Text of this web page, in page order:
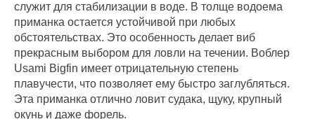
служит для стабилизации в воде. В толще водоема
приманка остается устойчивой при любых
обстоятельствах. Это особенность делает виб
прекрасным выбором для ловли на течении. Воблер
Usami Bigfin имеет отрицательную степень
плавучести, что позволяет ему быстро заглубляться.
Эта приманка отлично ловит судака, щуку, крупный
окунь и даже форель.